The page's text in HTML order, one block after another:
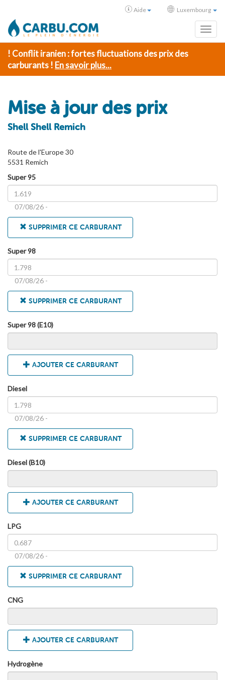
Aide Luxembourg
! Conflit iranien : fortes fluctuations des prix des
carburants ! En savoir plus...
Mise à jour des prix
Shell Shell Remich
Route de l'Europe 30
5531 Remich
Super 95
07/08/26 -
SUPPRIMER CE CARBURANT
Super 98
07/08/26 -
SUPPRIMER CE CARBURANT
Super 98 (E10)
AJOUTER CE CARBURANT
Diesel
07/08/26 -
SUPPRIMER CE CARBURANT
Diesel (B10)
AJOUTER CE CARBURANT
LPG
07/08/26 -
SUPPRIMER CE CARBURANT
CNG
AJOUTER CE CARBURANT
Hydrogène